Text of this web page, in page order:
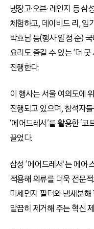
냉장고·오븐· 레인지 등
체험하고, 데이비드 리, 임
박효남 등(행사 일정 순)
요리도 즐길 수 있는 ‘더
진행한다.
이 행사는 서울 여의도에
진행되고 있으며, 참석자
‘에어드레서’를 활용한 ‘
끌었다.
삼성 ‘에어드레서’는 에어
적용해 의류를 더욱 전문
미세먼지 필터와 냄새분해
말끔히 제거해 주는 혁신